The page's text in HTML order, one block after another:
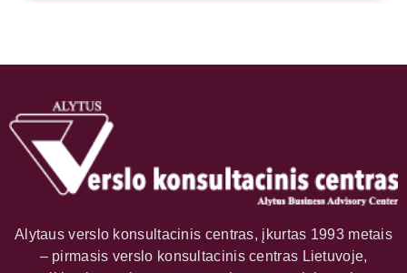
Alytaus verslo konsultacinis centras, įkurtas 1993 metais
– pirmasis verslo konsultacinis centras Lietuvoje,